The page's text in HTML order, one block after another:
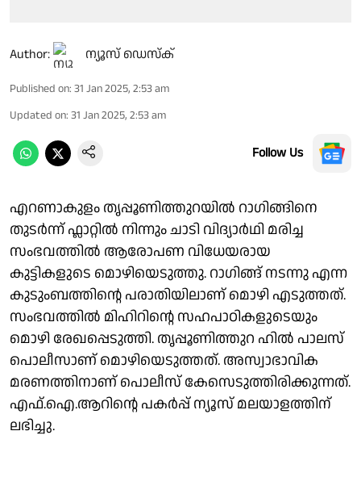
Author: ന്യൂസ് ഡെസ്ക്
Published on: 31 Jan 2025, 2:53 am
Updated on: 31 Jan 2025, 2:53 am
Follow Us
എറണാകുളം തൃപ്പൂണിത്തുറയിൽ റാഗിങ്ങിനെ
തുടർന്ന് ഫ്ലാറ്റിൽ നിന്നും ചാടി വിദ്യാർഥി മരിച്ച
സംഭവത്തിൽ ആരോപണ വിധേയരായ
കുട്ടികളുടെ മൊഴിയെടുത്തു. റാഗിങ്ങ് നടന്നു എന്ന
കുടുംബത്തിൻ്റെ പരാതിയിലാണ് മൊഴി എടുത്തത്.
സംഭവത്തിൽ മിഹിറിന്റെ സഹപാഠികളുടെയും
മൊഴി രേഖപ്പെടുത്തി. തൃപ്പൂണിത്തുറ ഹിൽ പാലസ്
പൊലീസാണ് മൊഴിയെടുത്തത്. അസ്വാഭാവിക
മരണത്തിനാണ് പൊലീസ് കേസെടുത്തിരിക്കുന്നത്.
എഫ്.ഐ.ആറിൻ്റെ പകർപ്പ് ന്യൂസ് മലയാളത്തിന്
ലഭിച്ചു.